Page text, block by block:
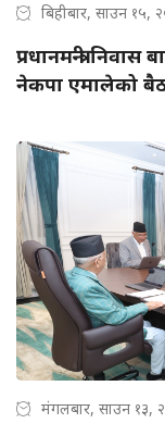
बिहीबार, साउन १५,
प्रधानमन्त्री
नेकपा एमालेको
मंगलबार, साउन १३,